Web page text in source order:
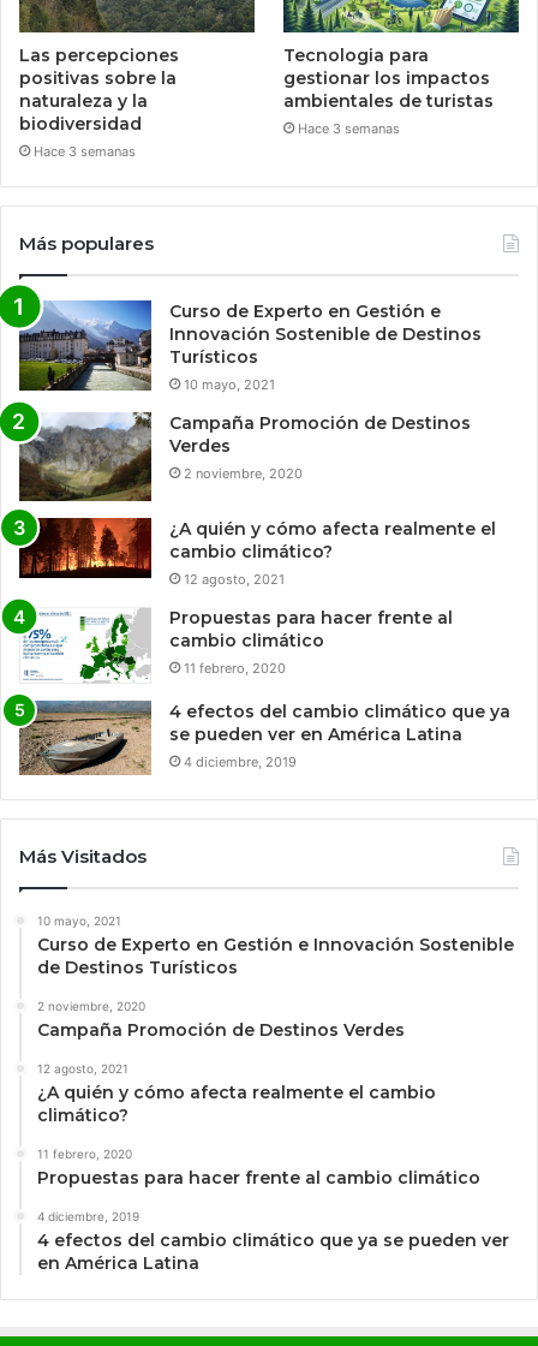
Las percepciones
positivas sobre la
naturaleza y la
biodiversidad
Hace 3 semanas
Tecnologia para
gestionar los impactos
ambientales de turistas
Hace 3 semanas
Más populares
Curso de Experto en Gestión e
Innovación Sostenible de Destinos
Turísticos
10 mayo, 2021
Campaña Promoción de Destinos
Verdes
2 noviembre, 2020
¿A quién y cómo afecta realmente el
cambio climático?
12 agosto, 2021
Propuestas para hacer frente al
cambio climático
11 febrero, 2020
4 efectos del cambio climático que ya
se pueden ver en América Latina
4 diciembre, 2019
Más Visitados
10 mayo, 2021
Curso de Experto en Gestión e Innovación Sostenible
de Destinos Turísticos
2 noviembre, 2020
Campaña Promoción de Destinos Verdes
12 agosto, 2021
¿A quién y cómo afecta realmente el cambio
climático?
11 febrero, 2020
Propuestas para hacer frente al cambio climático
4 diciembre, 2019
4 efectos del cambio climático que ya se pueden ver
en América Latina